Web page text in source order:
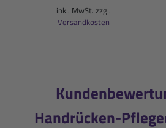
inkl. MwSt. zzgl.
Versandkosten
Handrücken-